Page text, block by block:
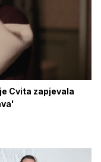
Cvita zapjevala